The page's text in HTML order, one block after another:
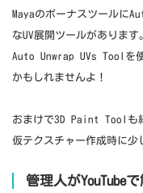
Mayaのボーナスツールに
なUV展開ツールがあります
Auto Unwrap UVs Toolを
かもしれませんよ！
おまけで3D Paint Toolも
仮テクスチャー作成時に少
管理人がYouTubeで